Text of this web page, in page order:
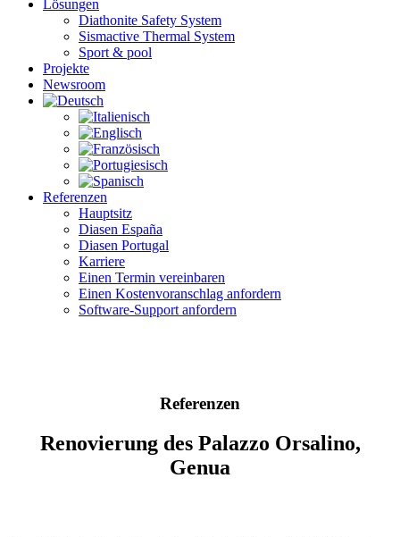
Lösungen
Diathonite Safety System
Sismactive Thermal System
Sport & pool
Projekte
Newsroom
Referenzen
Hauptsitz
Diasen España
Diasen Portugal
Karriere
Einen Termin vereinbaren
Einen Kostenvoranschlag anfordern
Software-Support anfordern
Referenzen
Renovierung des Palazzo Orsalino,
Genua